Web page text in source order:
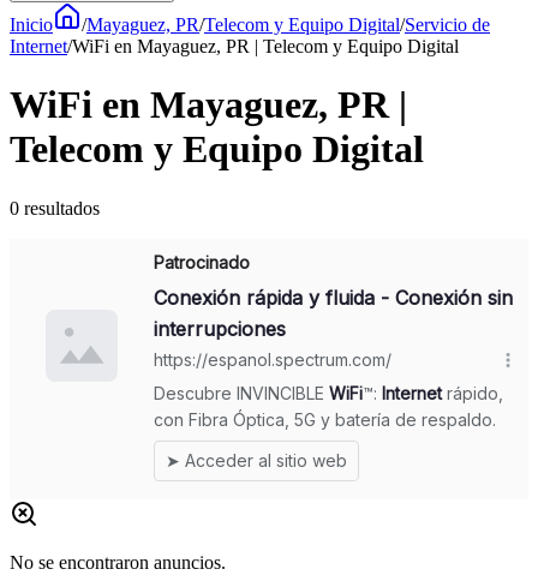
Inicio /Mayaguez, PR/Telecom y Equipo Digital/Servicio de
Internet/WiFi en Mayaguez, PR | Telecom y Equipo Digital
WiFi en Mayaguez, PR |
Telecom y Equipo Digital
0 resultados
No se encontraron anuncios.